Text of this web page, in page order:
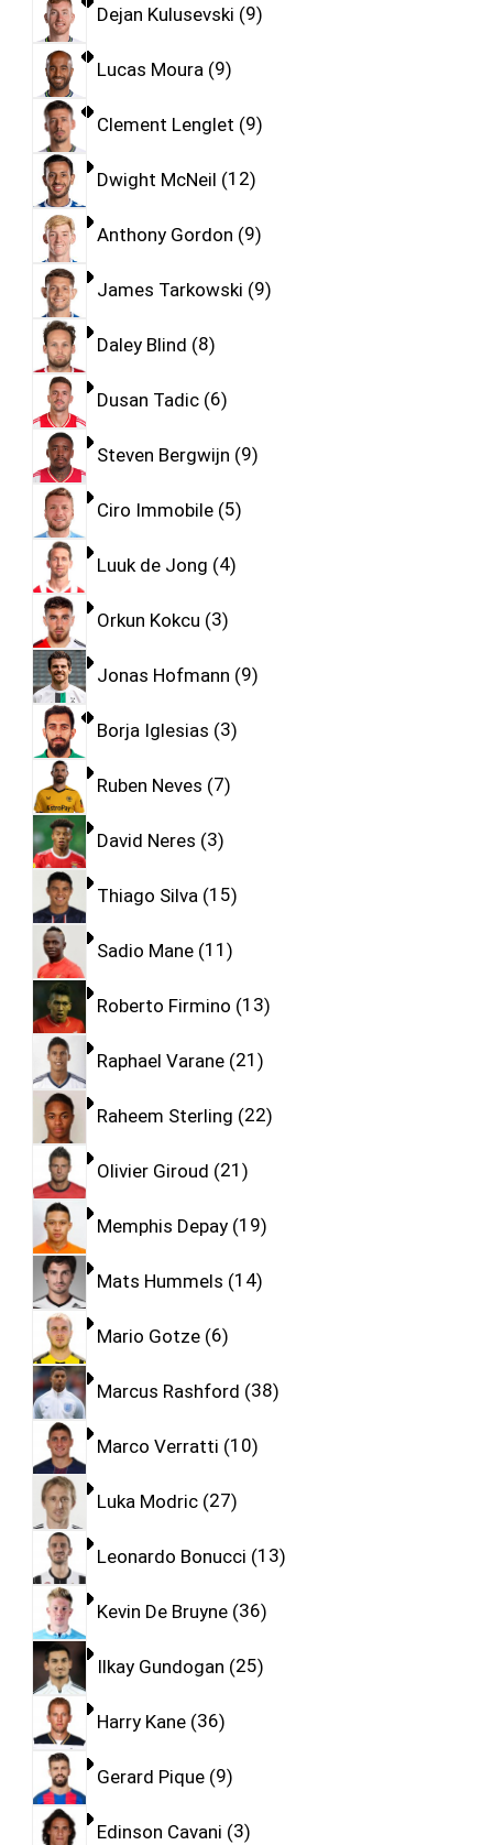
Dejan Kulusevski 9
Lucas Moura 9
Clement Lenglet 9
Dwight McNeil 12
Anthony Gordon 9
James Tarkowski 9
Daley Blind 8
Dusan Tadic 6
Steven Bergwijn 9
Ciro Immobile 5
Luuk de Jong 4
Orkun Kokcu 3
Jonas Hofmann 9
Borja Iglesias 3
Ruben Neves 7
David Neres 3
Thiago Silva 15
Sadio Mane 11
Roberto Firmino 13
Raphael Varane 21
Raheem Sterling 22
Olivier Giroud 21
Memphis Depay 19
Mats Hummels 14
Mario Gotze 6
Marcus Rashford 38
Marco Verratti 10
Luka Modric 27
Leonardo Bonucci 13
Kevin De Bruyne 36
Ilkay Gundogan 25
Harry Kane 36
Gerard Pique 9
Edinson Cavani 3